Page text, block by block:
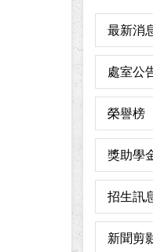
最新消
處室公
榮譽榜
獎助學
招生訊
新聞剪